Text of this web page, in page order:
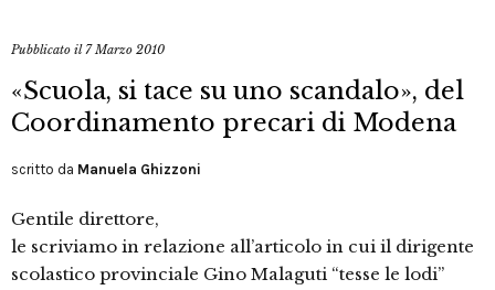
Pubblicato il7 Marzo 2010
«Scuola, si tace su uno scandalo», del
Coordinamento precari di Modena
scritto da Manuela Ghizzoni
Gentile direttore,
le scriviamo in relazione all’articolo in cui il dirigente
scolastico provinciale Gino Malaguti “tesse le lodi”